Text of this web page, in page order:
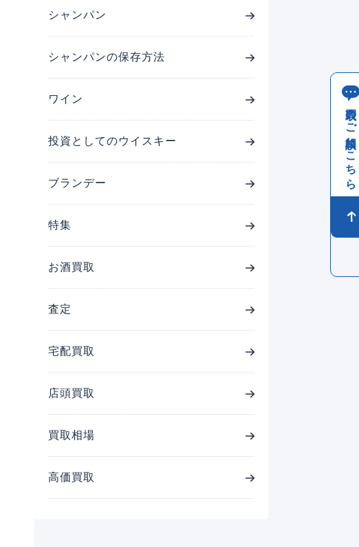
シャンパン
シャンパンの保存方法
ワイン
投資としてのウイスキー
ブランデー
特集
お酒買取
査定
宅配買取
店頭買取
買取相場
高価買取
買取のご相談はこちら